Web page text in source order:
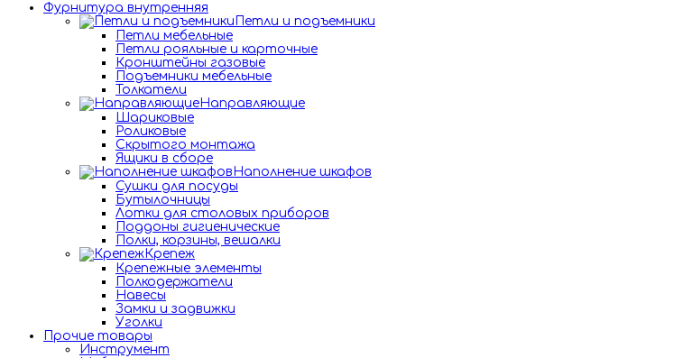
Фурнитура внутренняя
Петли и подъемники
Петли мебельные
Петли рояльные и карточные
Кронштейны газовые
Подъемники мебельные
Толкатели
Направляющие
Шариковые
Роликовые
Скрытого монтажа
Ящики в сборе
Наполнение шкафов
Сушки для посуды
Бутылочницы
Лотки для столовых приборов
Поддоны гигиенические
Полки, корзины, вешалки
Крепеж
Крепежные элементы
Полкодержатели
Навесы
Замки и задвижки
Уголки
Прочие товары
Инструмент